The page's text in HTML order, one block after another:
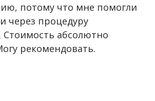
потому что мне помогли
через процедуру
Стоимость абсолютно
рекомендовать.